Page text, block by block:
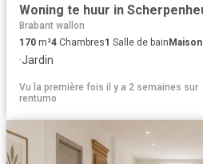
Brabant wallon
170 m²4 Chambres1 Salle de bain Maison
·Jardin
Vu la première fois il y a 2 semaines sur
rentumo